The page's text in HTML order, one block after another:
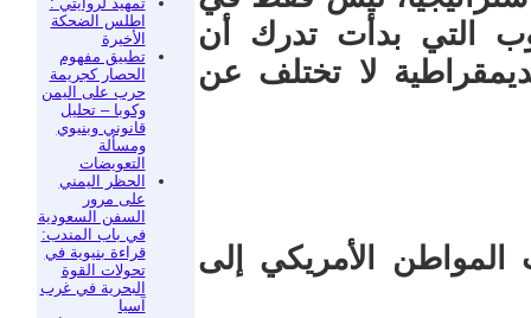
اطلس الضحكة
الأخيرة
تطبيق مفهوم
الحصار كجريمة
حرب على اليمن
وكوبا – تحليل
قانوني وبنيوي
ومسألة
التعويضات
الحظر اليمني
على مرور
السفن السعودية
في باب المندب:
قراءة بنيوية في
تحولات القوة
البحرية في غرب
آسيا
التي بدأت تدرك أن
لا تختلف عن
الأمريكي إلى